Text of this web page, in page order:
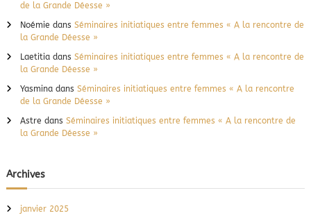
de la Grande Déesse »
Noémie dans Séminaires initiatiques entre femmes « A la rencontre de
la Grande Déesse »
Laetitiadans Séminaires initiatiques entre femmes « A la rencontre de
la Grande Déesse »
Yasminadans Séminaires initiatiques entre femmes « A la rencontre
de la Grande Déesse »
Astre dans Séminaires initiatiques entre femmes « A la rencontre de
la Grande Déesse »
Archives
janvier 2025